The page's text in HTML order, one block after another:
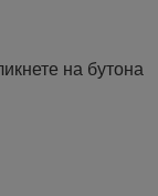
на бутона